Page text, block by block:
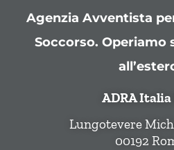
Agenzia Avventista
Soccorso. Operiamo
ADRA Italia
Lungotevere
00192